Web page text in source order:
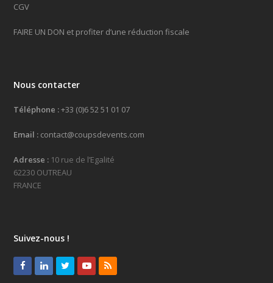
CGV
FAIRE UN DON et profiter d’une réduction fiscale
Nous contacter
Téléphone :+33 (0)6 52 51 01 07
Email : contact@coupsdevents.com
Adresse : 10 rue de l’Egalité
62230 OUTREAU
FRANCE
Suivez-nous !
FacebookLinkedInTwitterYoutubeRSS